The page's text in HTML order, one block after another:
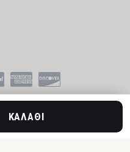
ΚΑΛΆΘΙ
, All Rights Reserved